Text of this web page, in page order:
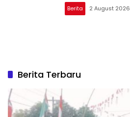
Berita 2 August 2026
Berita Terbaru